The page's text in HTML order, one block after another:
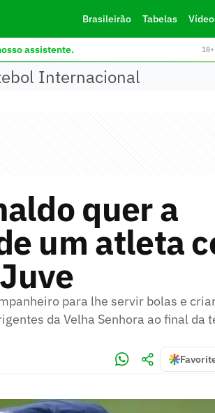
Brasileirão Tabelas
assistente.
Internacional
quer a
um atleta
para lhe servir bolas e
da Velha Senhora ao final da